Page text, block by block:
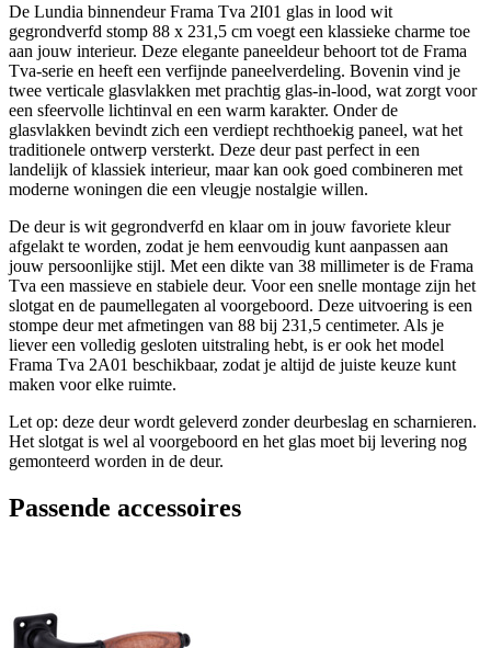
De Lundia binnendeur Frama Tva 2I01 glas in lood wit
gegrondverfd stomp 88 x 231,5 cm voegt een klassieke charme toe
aan jouw interieur. Deze elegante paneeldeur behoort tot de Frama
Tva-serie en heeft een verfijnde paneelverdeling. Bovenin vind je
twee verticale glasvlakken met prachtig glas-in-lood, wat zorgt voor
een sfeervolle lichtinval en een warm karakter. Onder de
glasvlakken bevindt zich een verdiept rechthoekig paneel, wat het
traditionele ontwerp versterkt. Deze deur past perfect in een
landelijk of klassiek interieur, maar kan ook goed combineren met
moderne woningen die een vleugje nostalgie willen.
De deur is wit gegrondverfd en klaar om in jouw favoriete kleur
afgelakt te worden, zodat je hem eenvoudig kunt aanpassen aan
jouw persoonlijke stijl. Met een dikte van 38 millimeter is de Frama
Tva een massieve en stabiele deur. Voor een snelle montage zijn het
slotgat en de paumellegaten al voorgeboord. Deze uitvoering is een
stompe deur met afmetingen van 88 bij 231,5 centimeter. Als je
liever een volledig gesloten uitstraling hebt, is er ook het model
Frama Tva 2A01 beschikbaar, zodat je altijd de juiste keuze kunt
maken voor elke ruimte.
Let op: deze deur wordt geleverd zonder deurbeslag en scharnieren.
Het slotgat is wel al voorgeboord en het glas moet bij levering nog
gemonteerd worden in de deur.
Passende accessoires